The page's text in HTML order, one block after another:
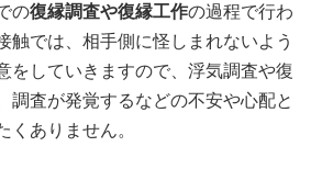
の復縁調査や復縁工作の過程で行わ
触では、相手側に怪しまれないよう
をしていきますので、浮気調査や復
調査が発覚するなどの不安や心配と
くありません。